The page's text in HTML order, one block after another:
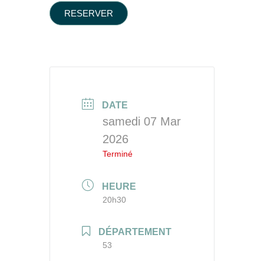
RESERVER
DATE
samedi 07 Mar
2026
Terminé
HEURE
20h30
DÉPARTEMENT
53